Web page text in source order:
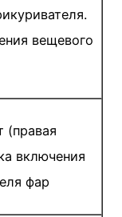
вещевого
(правая
включения
фар